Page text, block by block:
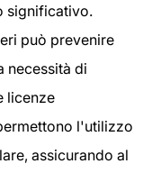
significativo.
può prevenire
necessità di
licenze
l'utilizzo
assicurando al